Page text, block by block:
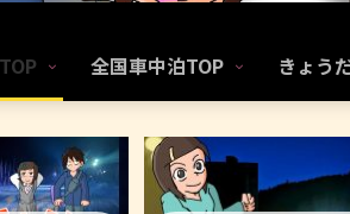
全国車中泊TOP きょう